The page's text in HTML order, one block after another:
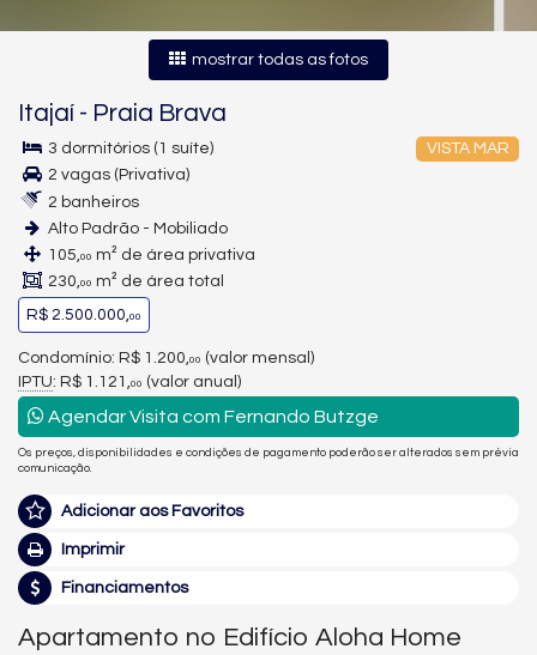
mostrar todas as fotos
Itajaí - Praia Brava
VISTA MAR
3 dormitórios (1 suíte)
2 vagas (Privativa)
2 banheiros
Alto Padrão - Mobiliado
105,00 m² de área privativa
230,00 m² de área total
R$ 2.500.000,00
Condomínio: R$ 1.200, 00 (valor mensal)
IPTU: R$ 1.121, 00 (valor anual)
Agendar Visita com Fernando Butzge
Os preços, disponibilidades e condições de pagamento poderão ser alterados sem prévia
comunicação.
Adicionar aos Favoritos
Imprimir
Financiamentos
Apartamento no Edifício Aloha Home